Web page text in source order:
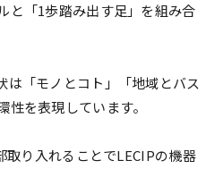
と「1歩踏み出す足」を組み合
「モノとコト」「地域とバス
を表現しています。
取り入れることでLECIPの機器